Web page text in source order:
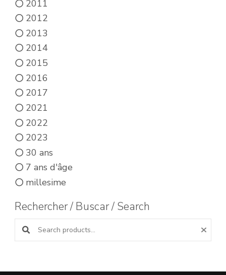
2011
2012
2013
2014
2015
2016
2017
2021
2022
2023
30 ans
7 ans d'âge
millesime
Rechercher / Buscar / Search
Search products: